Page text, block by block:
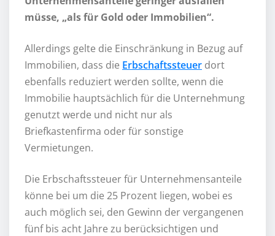
müsse, „als für Gold oder Immobilien“.
Allerdings gelte die Einschränkung in Bezug auf
Immobilien, dass die Erbschaftssteuer dort
ebenfalls reduziert werden sollte, wenn die
Immobilie hauptsächlich für die Unternehmung
genutzt werde und nicht nur als
Briefkastenfirma oder für sonstige
Vermietungen.
Die Erbschaftssteuer für Unternehmensanteile
könne bei um die 25 Prozent liegen, wobei es
auch möglich sei, den Gewinn der vergangenen
fünf bis acht Jahre zu berücksichtigen und